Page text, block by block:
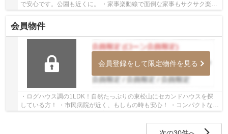
で安心です。公園も近くに。 ・家事楽動線で面倒な家事もサクサク楽し
会員物件
会員登録をして限定物件を見る
・ログハウス調の1LDK！自然たっぷりの東松山にセカンドハウスを探
している方！ ・市民病院が近く、もしもの時も安心！ ・コンパクトな間
取りでお掃除も楽々！ 経験豊富なキャリアの...